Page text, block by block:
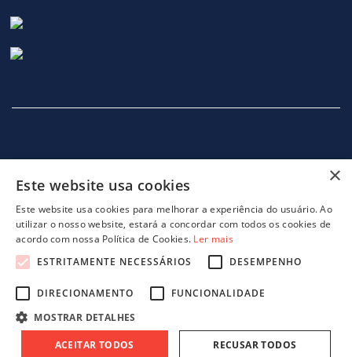
INÍCIO EMPRESA SERVIÇOS
projeto 46082 - GreenShoes 4.0 projeto 38470 - ADDITIVE.PIM
×
Este website usa cookies
Este website usa cookies para melhorar a experiência do usuário. Ao
utilizar o nosso website, estará a concordar com todos os cookies de
acordo com nossa Política de Cookies. Ler mais
ESTRITAMENTE NECESSÁRIOS
DESEMPENHO
DIRECIONAMENTO
FUNCIONALIDADE
MOSTRAR DETALHES
ACEITAR TODOS RECUSAR TODOS